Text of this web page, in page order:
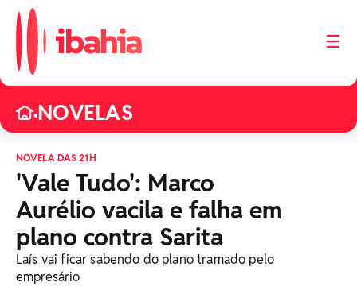
☰
•NOVELAS
NOVELA DAS 21H
'Vale Tudo': Marco
Aurélio vacila e falha em
plano contra Sarita
Laís vai ficar sabendo do plano tramado pelo
empresário